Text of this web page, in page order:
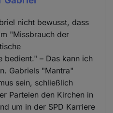
nicht bewusst, dass
"Missbrauch der
bedient." – Das kann ich
Gabriels "Mantra"
sein, schließlich
Parteien den Kirchen in
um in der SPD Karriere